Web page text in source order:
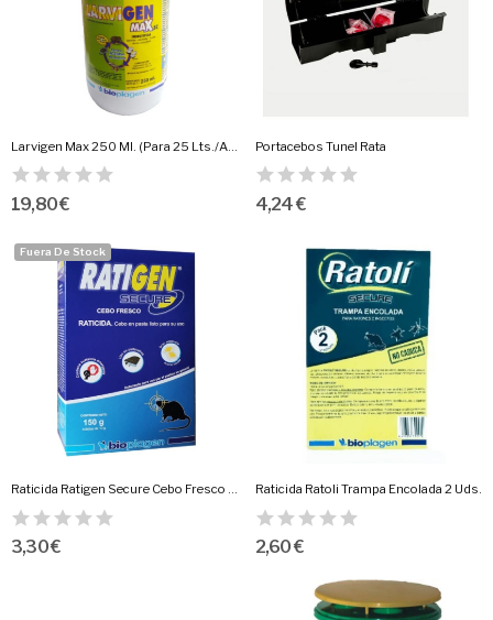
Larvigen Max 250 Ml. (Para 25 Lts./Agua)
19,80 €
Portacebos Tunel Rata
4,24 €
Fuera De Stock
Raticida Ratigen Secure Cebo Fresco 150 Gr....
3,30 €
Raticida Ratoli Trampa Encolada 2 Uds.
2,60 €